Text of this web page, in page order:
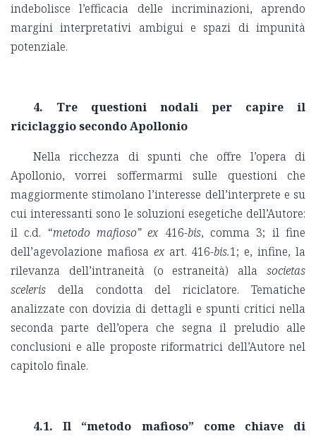
indebolisce l’efficacia delle incriminazioni, aprendo
margini interpretativi ambigui e spazi di impunità
potenziale.
4. Tre questioni nodali per capire il
riciclaggio secondo Apollonio
Nella ricchezza di spunti che offre l’opera di
Apollonio, vorrei soffermarmi sulle questioni che
maggiormente stimolano l’interesse dell’interprete e su
cui interessanti sono le soluzioni esegetiche dell’Autore:
il c.d. “metodo mafioso” ex416-bis, comma 3; il fine
dell’agevolazione mafiosa ex art. 416-bis.1; e, infine, la
rilevanza dell’intraneità (o estraneità) alla societas
sceleris della condotta del riciclatore. Tematiche
analizzate con dovizia di dettagli e spunti critici nella
seconda parte dell’opera che segna il preludio alle
conclusioni e alle proposte riformatrici dell’Autore nel
capitolo finale.
4.1. Il “metodo mafioso” come chiave di